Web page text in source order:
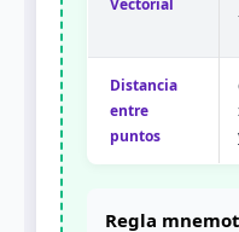
Vectorial
Distancia
entre
puntos
Regla